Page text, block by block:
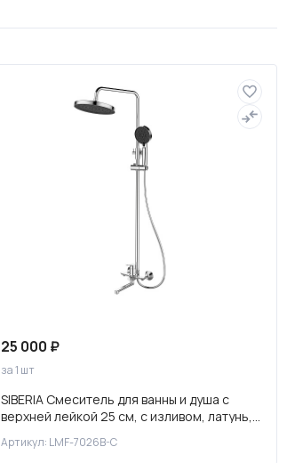
Слив и канализация
25 000 ₽
за 1 шт
SIBERIA Смеситель для ванны и душа с
верхней лейкой 25 см, с изливом, латунь,
Артикул: LMF-7026B-C